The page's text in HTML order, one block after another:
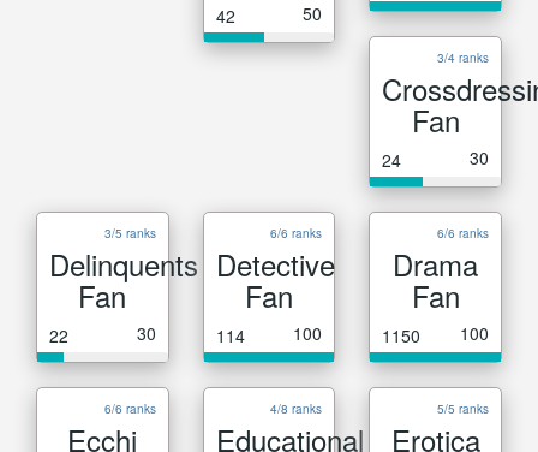
42 50
3/4 ranks
Fan
24 30
3/5 ranks
Delinquents
Fan
22 30
6/6 ranks
Detective
Fan
114 100
6/6 ranks
Drama
Fan
1150 100
6/6 ranks
Ecchi
4/8 ranks
Educational
5/5 ranks
Erotica